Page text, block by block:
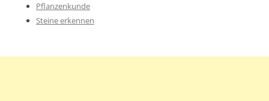
Pflanzenkunde
Steine erkennen